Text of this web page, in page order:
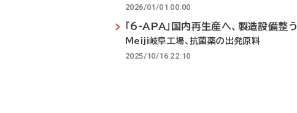
2026/01/01 00:00
「6-APA」国内再生産へ、製造設備整う
Meiji岐阜工場、抗菌薬の出発原料
2025/10/16 22:10